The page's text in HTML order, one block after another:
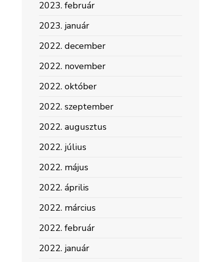
2023. február
2023. január
2022. december
2022. november
2022. október
2022. szeptember
2022. augusztus
2022. július
2022. május
2022. április
2022. március
2022. február
2022. január